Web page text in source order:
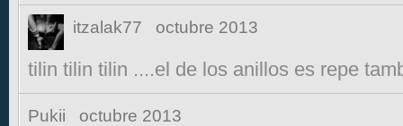
itzalak77 octubre 2013
tilin tilin tilin ....el de los anillos es repe
Pukii octubre 2013